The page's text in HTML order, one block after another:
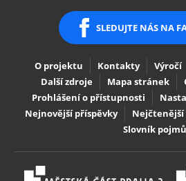
SLEDUJTE NÁS NA
O projektu Kontakty Výročí
Další zdroje
Mapa stránek
Prohlášení o přístupnosti
Nejnovější příspěvky
Nejčtenější
Slovník pojmů